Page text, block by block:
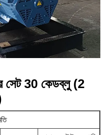
সেট 30 কেডব্লু (2